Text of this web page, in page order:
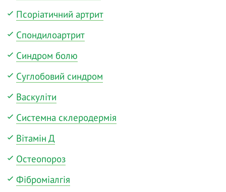
Псоріатичний артрит
Спондилоартрит
Синдром болю
Суглобовий синдром
Васкуліти
Системна склеродермія
Вітамін Д
Остеопороз
Фіброміалгія